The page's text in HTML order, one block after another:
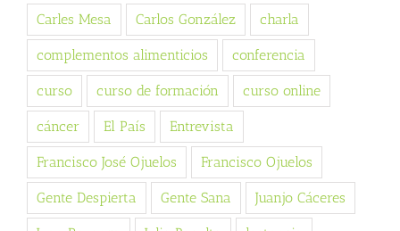
Carles Mesa Carlos González charla
complementos alimenticios conferencia
curso curso de formación curso online
cáncer El País Entrevista
Francisco José Ojuelos Francisco Ojuelos
Gente Despierta Gente Sana Juanjo Cáceres